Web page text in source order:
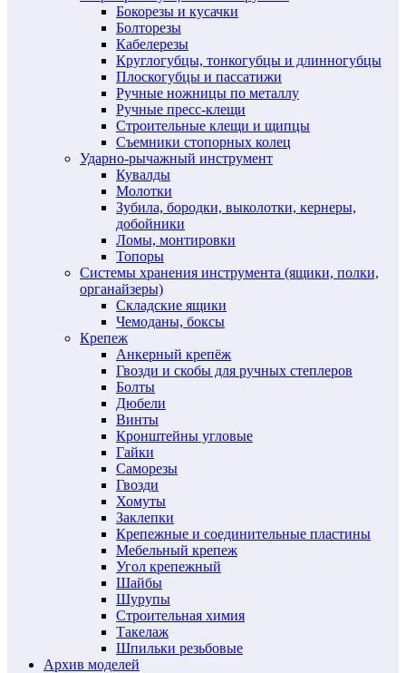
Бокорезы и кусачки
Болторезы
Кабелерезы
Круглогубцы, тонкогубцы и длинногубцы
Плоскогубцы и пассатижи
Ручные ножницы по металлу
Ручные пресс-клещи
Строительные клещи и щипцы
Съемники стопорных колец
Ударно-рычажный инструмент
Кувалды
Молотки
Зубила, бородки, выколотки, кернеры,
добойники
Ломы, монтировки
Топоры
Системы хранения инструмента (ящики, полки,
органайзеры)
Складские ящики
Чемоданы, боксы
Крепеж
Анкерный крепёж
Гвозди и скобы для ручных степлеров
Болты
Дюбели
Винты
Кронштейны угловые
Гайки
Саморезы
Гвозди
Хомуты
Заклепки
Крепежные и соединительные пластины
Мебельный крепеж
Угол крепежный
Шайбы
Шурупы
Строительная химия
Такелаж
Шпильки резьбовые
Архив моделей